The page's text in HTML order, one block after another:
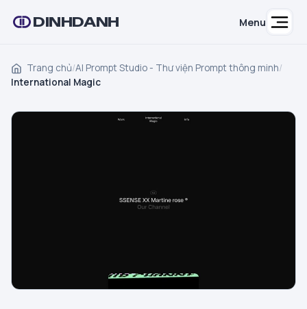
DINHDANH Menu
Trang chủ/AI Prompt Studio - Thư viện Prompt thông minh/
International Magic